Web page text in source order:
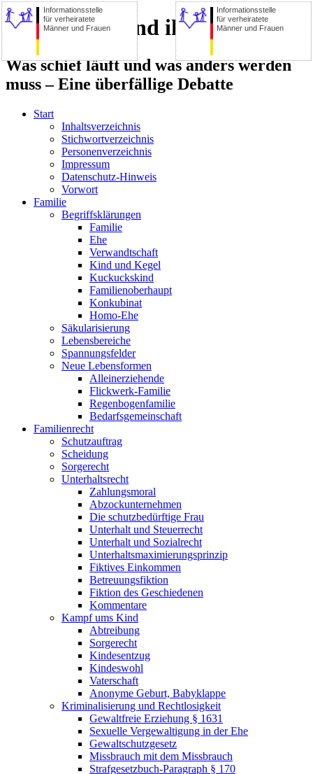
Informationsstelle
für verheiratete
Männer und Frauen
Die Familie und ihre Zerstörer
Was schief läuft und was anders werden
muss – Eine überfällige Debatte
Informationsstelle
für verheiratete
Männer und Frauen
Start
Inhaltsverzeichnis
Stichwortverzeichnis
Personenverzeichnis
Impressum
Datenschutz-Hinweis
Vorwort
Familie
Begriffsklärungen
Familie
Ehe
Verwandtschaft
Kind und Kegel
Kuckuckskind
Familienoberhaupt
Konkubinat
Homo-Ehe
Säkularisierung
Lebensbereiche
Spannungsfelder
Neue Lebensformen
Alleinerziehende
Flickwerk-Familie
Regenbogenfamilie
Bedarfsgemeinschaft
Familienrecht
Schutzauftrag
Scheidung
Sorgerecht
Unterhaltsrecht
Zahlungsmoral
Abzockunternehmen
Die schutzbedürftige Frau
Unterhalt und Steuerrecht
Unterhalt und Sozialrecht
Unterhaltsmaximierungsprinzip
Fiktives Einkommen
Betreuungsfiktion
Fiktion des Geschiedenen
Kommentare
Kampf ums Kind
Abtreibung
Sorgerecht
Kindesentzug
Kindeswohl
Vaterschaft
Anonyme Geburt, Babyklappe
Kriminalisierung und Rechtlosigkeit
Gewaltfreie Erziehung § 1631
Sexuelle Vergewaltigung in der Ehe
Gewaltschutzgesetz
Missbrauch mit dem Missbrauch
Strafgesetzbuch-Paragraph § 170